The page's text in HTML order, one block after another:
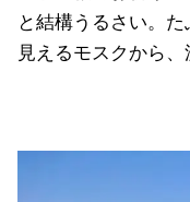
と結構うるさい。
見えるモスクから、